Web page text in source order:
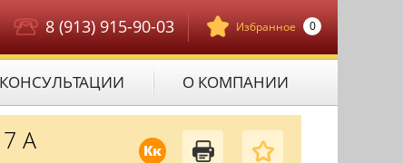
Избранное 0
8 (913) 915-90-03
КОНСУЛЬТАЦИИ О КОМПАНИИ
Кк
А